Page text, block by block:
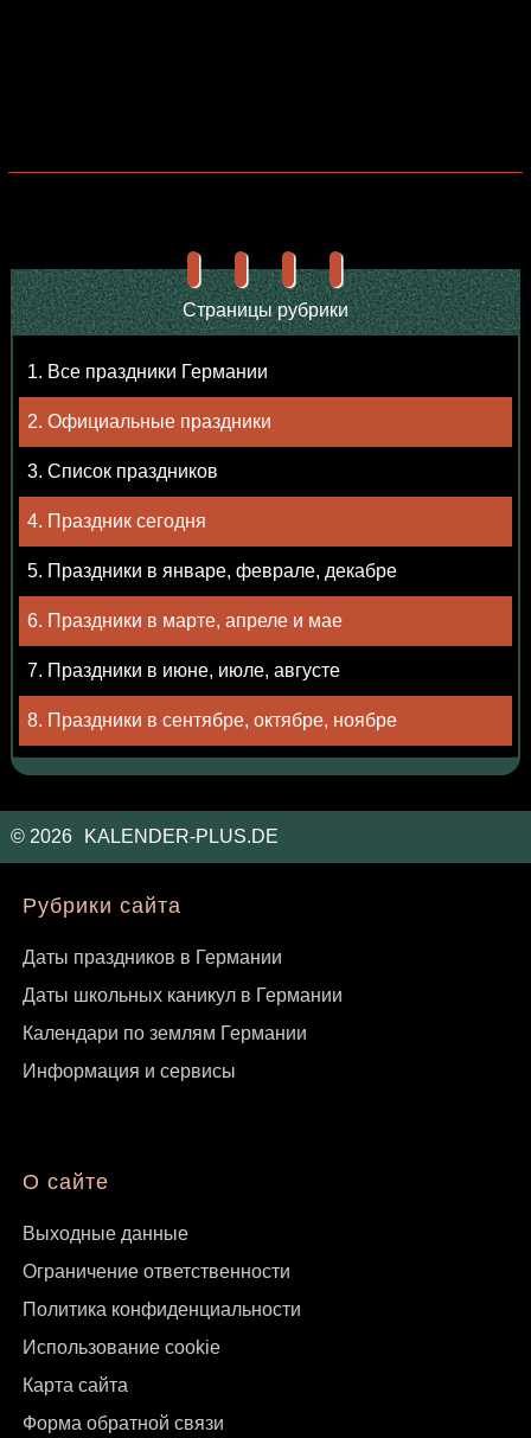
Страницы рубрики
1. Все праздники Германии
2. Официальные праздники
3. Список праздников
4. Праздник сегодня
5. Праздники в январе, феврале, декабре
6. Праздники в марте, апреле и мае
7. Праздники в июне, июле, августе
8. Праздники в сентябре, октябре, ноябре
© 2026 KALENDER-PLUS.DE
Рубрики сайта
Даты праздников в Германии
Даты школьных каникул в Германии
Календари по землям Германии
Информация и сервисы
О сайте
Выходные данные
Ограничение ответственности
Политика конфиденциальности
Использование cookie
Карта сайта
Форма обратной связи